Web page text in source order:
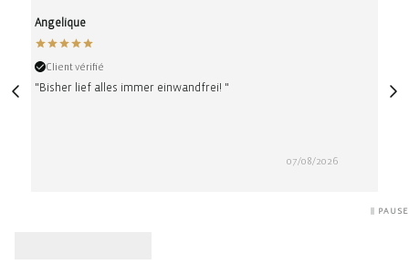
Angelique
Client vérifié
"Bisher lief alles immer einwandfrei! "
07/08/2026
PAUSE